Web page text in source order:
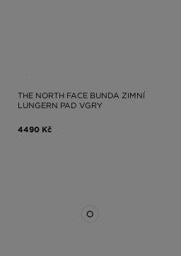
THE NORTH FACE BUNDA ZIMNÍ
LUNGERN PAD VGRY
4490 Kč